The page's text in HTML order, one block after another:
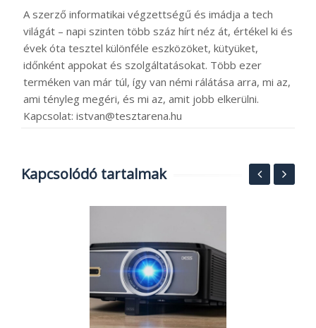
A szerző informatikai végzettségű és imádja a tech
világát – napi szinten több száz hírt néz át, értékel ki és
évek óta tesztel különféle eszközöket, kütyüket,
időnként appokat és szolgáltatásokat. Több ezer
terméken van már túl, így van némi rálátása arra, mi az,
ami tényleg megéri, és mi az, amit jobb elkerülni.
Kapcsolat: istvan@tesztarena.hu
Kapcsolódó tartalmak